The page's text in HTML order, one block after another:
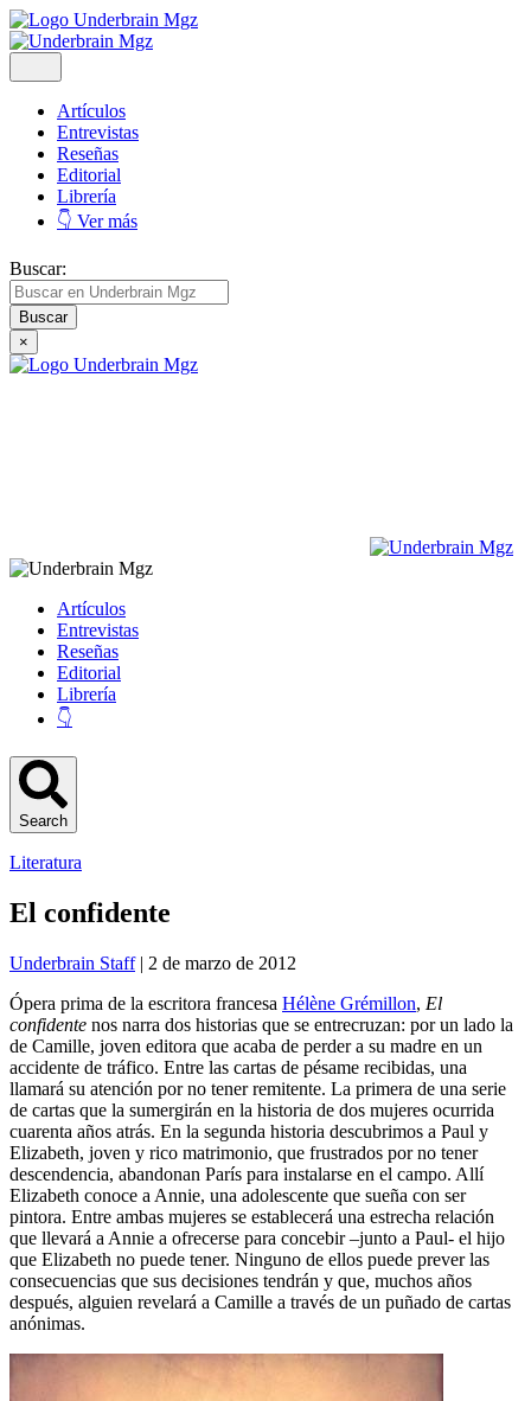
Artículos
Entrevistas
Reseñas
Editorial
Librería
👇 Ver más
Buscar:
×
Artículos
Entrevistas
Reseñas
Editorial
Librería
👇
Search
Literatura
El confidente
Underbrain Staff| 2 de marzo de 2012
Ópera prima de la escritora francesa Hélène Grémillon, El
confidente nos narra dos historias que se entrecruzan: por un lado la
de Camille, joven editora que acaba de perder a su madre en un
accidente de tráfico. Entre las cartas de pésame recibidas, una
llamará su atención por no tener remitente. La primera de una serie
de cartas que la sumergirán en la historia de dos mujeres ocurrida
cuarenta años atrás. En la segunda historia descubrimos a Paul y
Elizabeth, joven y rico matrimonio, que frustrados por no tener
descendencia, abandonan París para instalarse en el campo. Allí
Elizabeth conoce a Annie, una adolescente que sueña con ser
pintora. Entre ambas mujeres se establecerá una estrecha relación
que llevará a Annie a ofrecerse para concebir –junto a Paul- el hijo
que Elizabeth no puede tener. Ninguno de ellos puede prever las
consecuencias que sus decisiones tendrán y que, muchos años
después, alguien revelará a Camille a través de un puñado de cartas
anónimas.